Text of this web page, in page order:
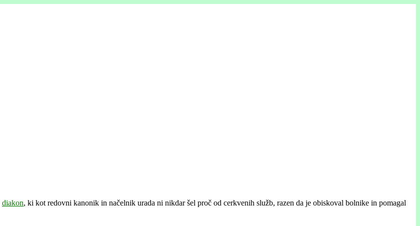
diakon, ki kot redovni kanonik in načelnik urada ni nikdar šel proč od cerkvenih služb, razen da je obiskoval bolnike in pomagal